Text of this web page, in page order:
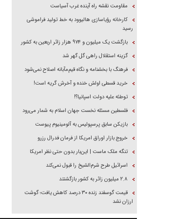
مقاومت نقشه راه آینده غرب آسیاست
کارخانه رؤیاسازی هالیوود به خط تولید فراموشی
رسید
بازگشت یک میلیون و ۹۷۴ هزار زائر اربعین به کشور
گزینه استقلال راهی گل گهر شد
فرهنگ با بخشنامه و نگاه قیم‌مآبانه اصلاح نمی‌شود
خرید قسطی اولش خنده و آخرش گریه است!
توطئه علیه دولت اسپانیا؟!
فلسطین مسئله نخست جهان اسلام به شمار می‌رود
بازیکن سابق پرسپولیس به آلومینیوم پیوست
خروج بازار اوراق امریکا از فرمان فدرال رزرو
تنگه ملک ماست | این‌بار بدون حتی نظر امریکا
اسرائیل طرح شرم‌الشیخ را قبول نمی‌کند
۲.۸ میلیون زائر به کشور بازگشتند
قیمت گوسفند زنده ۳۰ درصد کاهش یافت؛ گوشت
ارزان نشد